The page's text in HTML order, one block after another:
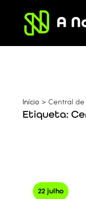
Início > Central de
Etiqueta:
22 julho